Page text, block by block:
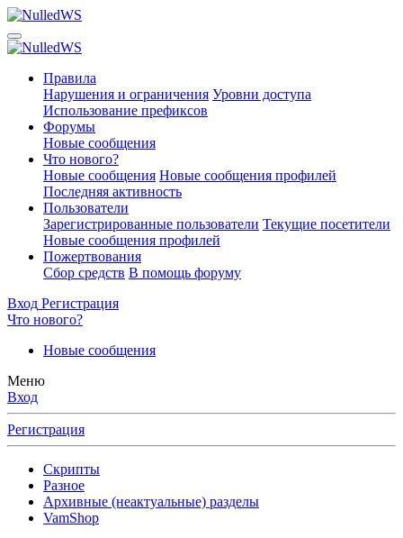
Правила
Нарушения и ограничения Уровни доступа
Использование префиксов
Форумы
Новые сообщения
Что нового?
Новые сообщения Новые сообщения профилей
Последняя активность
Пользователи
Зарегистрированные пользователи Текущие посетители
Новые сообщения профилей
Пожертвования
Сбор средств В помощь форуму
Вход Регистрация
Что нового?
Новые сообщения
Меню
Вход
Регистрация
Скрипты
Разное
Архивные (неактуальные) разделы
VamShop